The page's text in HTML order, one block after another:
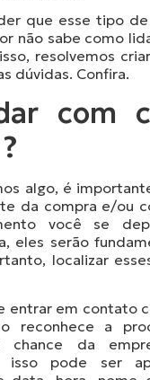
que esse tipo
não sabe como
resolvemos
dúvidas. Confira.
com
algo, é
da compra e/ou
você se
eles serão
localizar
entrar em contato
reconhece a
chance da
isso pode ser